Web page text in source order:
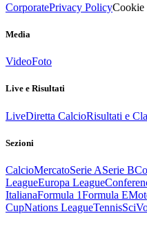
CorporatePrivacy PolicyCookie
Media
VideoFoto
Live e Risultati
LiveDiretta CalcioRisultati e
Sezioni
CalcioMercatoSerie ASerie B
LeagueEuropa League
ItalianaFormula 1Formula E
CupNations LeagueTennisSci